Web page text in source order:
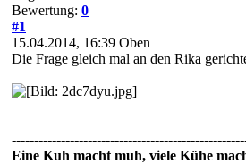
Bewertung: 0
#1
15.04.2014, 16:39 Oben
Die Frage gleich mal an den Rika
Eine Kuh macht muh, viele Kühe